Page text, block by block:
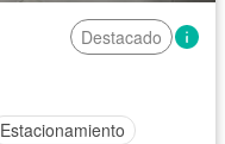
Destacado
Estacionamiento